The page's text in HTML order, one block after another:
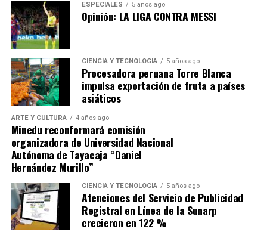
ESPECIALES 5 años ago
Opinión: LA LIGA CONTRA MESSI
CIENCIA Y TECNOLOGÍA 5 años ago
Procesadora peruana Torre Blanca
impulsa exportación de fruta a países
asiáticos
ARTE Y CULTURA 4 años ago
Minedu reconformará comisión
organizadora de Universidad Nacional
Autónoma de Tayacaja “Daniel
Hernández Murillo”
CIENCIA Y TECNOLOGÍA 5 años ago
Atenciones del Servicio de Publicidad
Registral en Línea de la Sunarp
crecieron en 122 %